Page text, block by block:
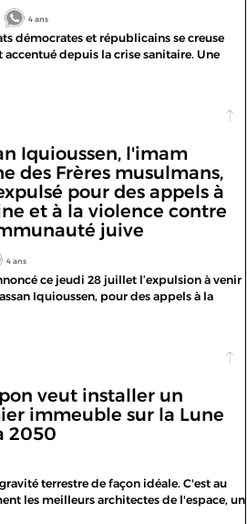
4 ans
démocrates et républicains se creuse
accentué depuis la crise sanitaire. Une
Iquioussen, l'imam
des Frères musulmans,
pour des appels à
et à la violence contre
juive
4 ans
ce jeudi 28 juillet l’expulsion à venir
Iquioussen, pour des appels à la
veut installer un
immeuble sur la Lune
2050
terrestre de façon idéale. C'est au
les meilleurs architectes de l'espace, un